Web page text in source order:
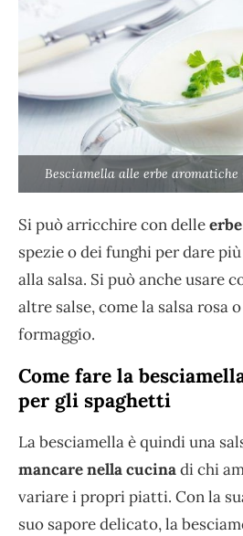
Besciamella alle erbe
Si può arricchire con delle
spezie o dei funghi per dare
alla salsa. Si può anche usare
altre salse, come la salsa rosa
formaggio.
Come fare la
per gli spaghetti
La besciamella è quindi una
mancare nella cucinadi chi
variare i propri piatti. Con la
suo sapore delicato, la